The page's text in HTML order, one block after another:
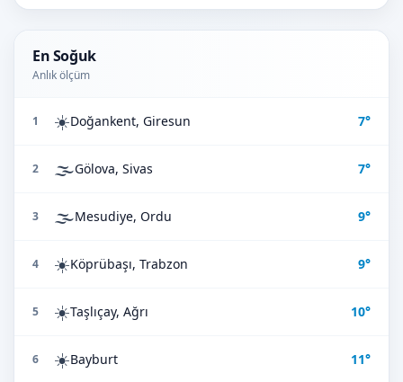
En Soğuk
Anlık ölçüm
1 ☀️Doğankent, Giresun 7°
2 🌫️Gölova, Sivas 7°
3 🌫️Mesudiye, Ordu 9°
4 ☀️Köprübaşı, Trabzon 9°
5 ☀️Taşlıçay, Ağrı 10°
6 ☀️Bayburt 11°